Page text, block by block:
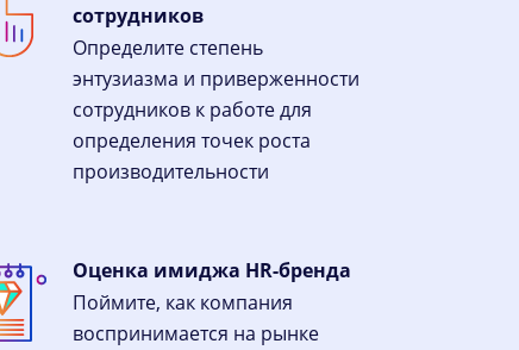
сотрудников
Определите степень
энтузиазма и приверженности
сотрудников к работе для
определения точек роста
производительности
Оценка имиджа HR-бренда
Поймите, как компания
воспринимается на рынке